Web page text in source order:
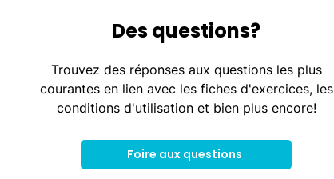
Des questions?
Trouvez des réponses aux questions les plus
courantes en lien avec les fiches d'exercices, les
conditions d'utilisation et bien plus encore!
Foire aux questions